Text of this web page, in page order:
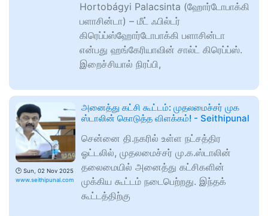
Hortobágyi Palacsinta (ஹோர்டோபாக்கி
பளாசின்டா) – மீட் ஃபில்டர்
கிரெப்ப்ஸ்ஹோர்டோபாக்கி பளாசின்டா
என்பது ஹங்கேரியாவின் சால்ட் கிரெப்ப்ஸ்.
இறைச்சியால் நிரப்பி,
🕑 Sun, 02 Nov 2025
www.seithipunal.com
அனைத்து கட்சி கூட்டம்: முதலமைச்சர் முக
ஸ்டாலின் கொடுத்த விளக்கம்! - Seithipunal
சென்னை தி.நகரில் உள்ள நட்சத்திர
ஓட்டலில், முதலமைச்சர் மு.க.ஸ்டாலின்
தலைமையில் அனைத்து கட்சிகளின்
முக்கிய கூட்டம் நடைபெற்றது. இந்தக்
கூட்டத்திற்கு